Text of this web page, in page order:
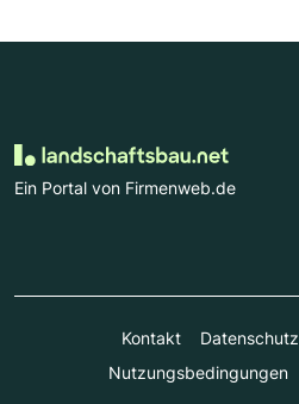
Ein Portal von Firmenweb.de
Kontakt Datenschutz
Nutzungsbedingungen